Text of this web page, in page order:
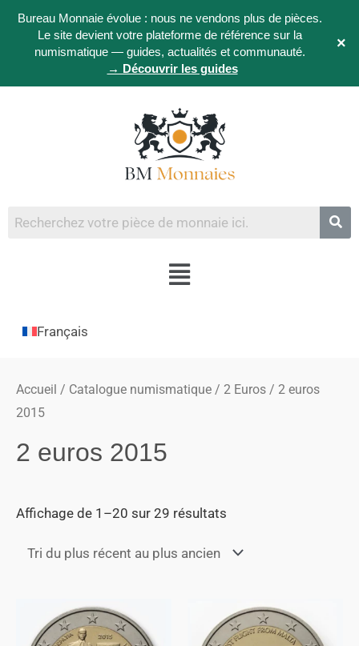
Bureau Monnaie évolue : nous ne vendons plus de pièces.
Le site devient votre plateforme de référence sur la
numismatique — guides, actualités et communauté.
→ Découvrir les guides
×
Français
Accueil / Catalogue numismatique / 2 Euros / 2 euros
2015
2 euros 2015
Affichage de 1–20 sur 29 résultats